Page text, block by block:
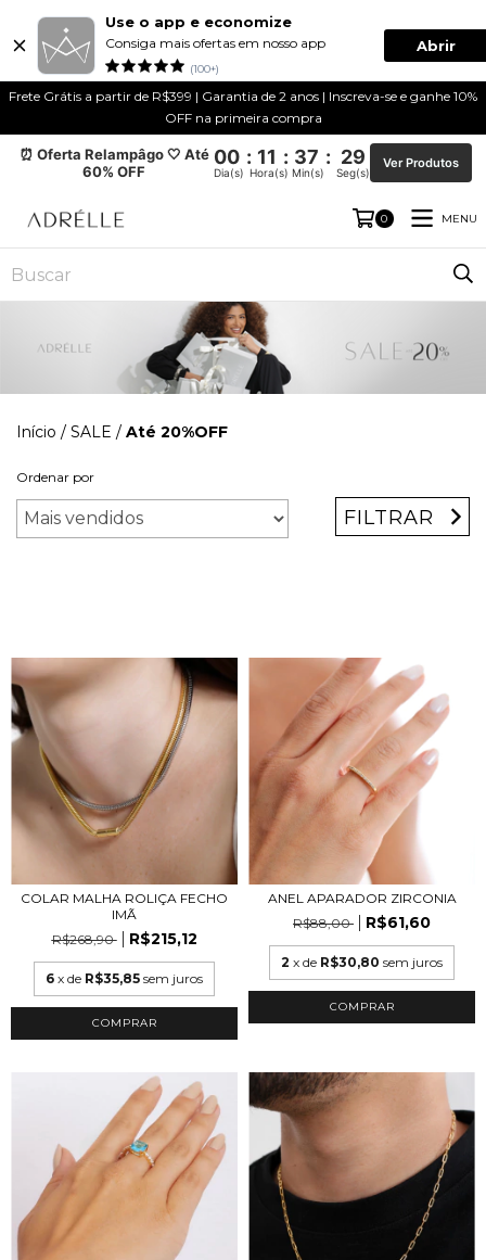
Use o app e economize
Consiga mais ofertas em nosso app
(100+)
Abrir
Frete Grátis a partir de R$399 | Garantia de 2 anos | Inscreva-se e ganhe 10%
OFF na primeira compra
⏰ Oferta Relampâgo 🤍 Até
60% OFF
00 : 11 : 37 : 29
Dia(s) Hora(s) Min(s) Seg(s)
Ver Produtos
0 MENU
Início / SALE / Até 20%OFF
Ordenar por
FILTRAR
COLAR MALHA ROLIÇA FECHO
IMÃ
R$268,90
R$215,12
6 x de R$35,85 sem juros
COMPRAR
ANEL APARADOR ZIRCONIA
R$88,00
R$61,60
2 x de R$30,80 sem juros
COMPRAR